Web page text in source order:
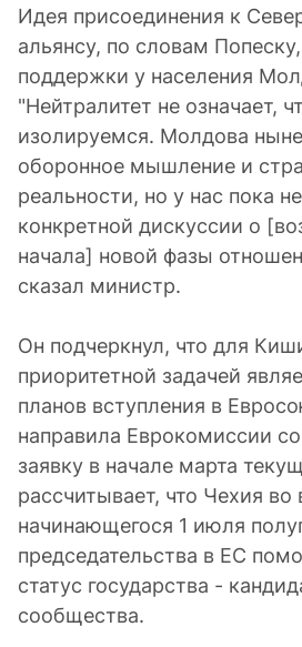
Идея присоединения к
альянсу, по словам
поддержки у населения
"Нейтралитет не означает,
изолируемся. Молдова
оборонное мышление и
реальности, но у нас пока
конкретной дискуссии о
начала] новой фазы
сказал министр.
Он подчеркнул, что для
приоритетной задачей
планов вступления в
направила Еврокомиссии
заявку в начале марта
рассчитывает, что Чехия во
начинающегося 1 июля
председательства в ЕС
статус государства -
сообщества.